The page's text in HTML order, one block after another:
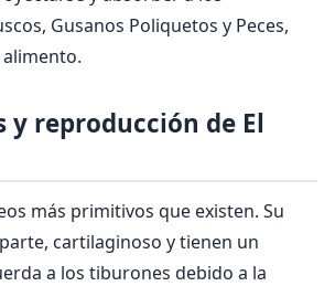
Gusanos Poliquetos y Peces,
y reproducción de El
más primitivos que existen. Su
cartilaginoso y tienen un
a los tiburones debido a la